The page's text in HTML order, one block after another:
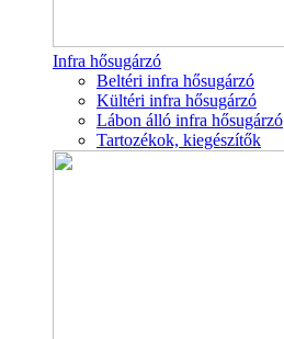
Infra hősugárzó
Beltéri infra hősugárzó
Kültéri infra hősugárzó
Lábon álló infra hősugárzó
Tartozékok, kiegészítők